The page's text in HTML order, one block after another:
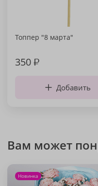
Топпер "8 марта"
350₽
Добавить
Вам может
Новинка